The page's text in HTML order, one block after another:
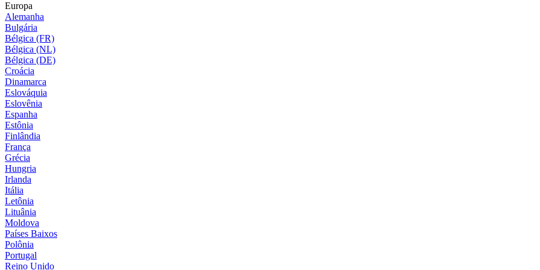
Europa
Alemanha
Bulgária
Bélgica (FR)
Bélgica (NL)
Bélgica (DE)
Croácia
Dinamarca
Eslováquia
Eslovênia
Espanha
Estônia
Finlândia
França
Grécia
Hungria
Irlanda
Itália
Letônia
Lituânia
Moldova
Países Baixos
Polônia
Portugal
Reino Unido